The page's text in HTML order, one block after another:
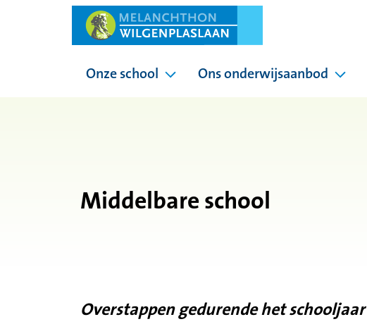
Onze school
Pagina's onder Onze school
Ons onderwijsaanbod
Middelbare school
Overstappen gedurende het schooljaar